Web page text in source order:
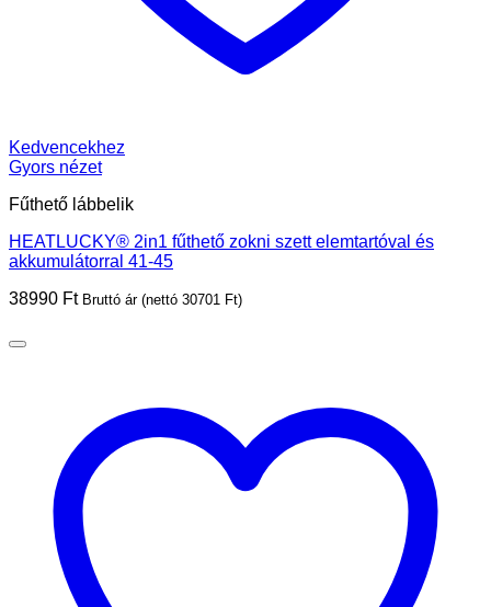
Kedvencekhez
Gyors nézet
Fűthető lábbelik
HEATLUCKY® 2in1 fűthető zokni szett elemtartóval és
akkumulátorral 41-45
38990 Ft Bruttó ár (nettó 30701 Ft)